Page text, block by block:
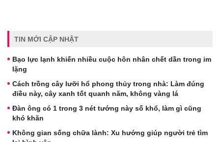
TIN MỚI CẬP NHẬT
Bạo lực lạnh khiến nhiều cuộc hôn nhân chết dần trong im
lặng
Cách trồng cây lưỡi hổ phong thủy trong nhà: Làm đúng
điều này, cây xanh tốt quanh năm, không vàng lá
Đàn ông có 1 trong 3 nét tướng này số khổ, làm gì cũng
khó khăn
Không gian sống chữa lành: Xu hướng giúp người trẻ tìm